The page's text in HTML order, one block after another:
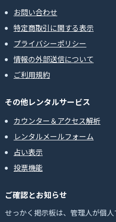
お問い合わせ
特定商取引に関する表示
プライバシーポリシー
情報の外部送信について
ご利用規約
その他レンタルサービス
カウンター＆アクセス解析
レンタルメールフォーム
占い表示
投票機能
ご確認とお知らせ
せっかく掲示板は、管理人が個